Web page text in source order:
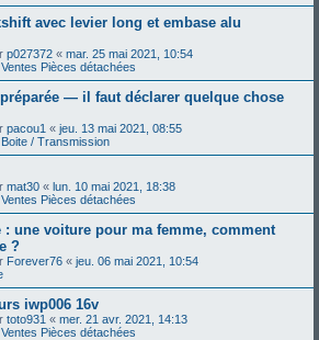
avec levier long et embase alu
p027372 « mar. 25 mai 2021, 10:54
Pièces détachées
— il faut déclarer quelque chose
pacou1 « jeu. 13 mai 2021, 08:55
/ Transmission
mat30 « lun. 10 mai 2021, 18:38
Pièces détachées
: une voiture pour ma femme, comment
?
Forever76 « jeu. 06 mai 2021, 10:54
iwp006 16v
toto931 « mer. 21 avr. 2021, 14:13
Pièces détachées